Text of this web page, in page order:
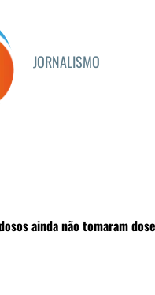
JORNALISMO
ainda não tomaram